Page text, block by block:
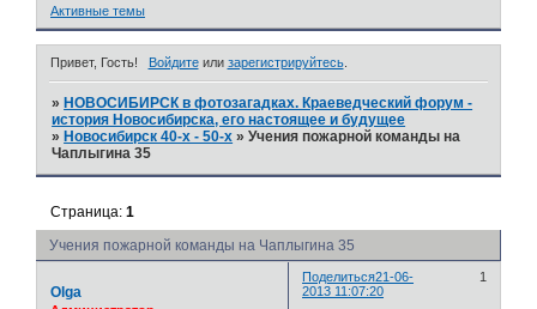
Активные темы
Привет, Гость! Войдитеили зарегистрируйтесь.
» НОВОСИБИРСК в фотозагадках. Краеведческий форум -
история Новосибирска, его настоящее и будущее
» Новосибирск 40-х - 50-х »Учения пожарной команды на
Чаплыгина 35
Учения пожарной команды на Чаплыгина 35
Страница:1
Поделиться 1
21-06-
2013 11:07:20
Olga